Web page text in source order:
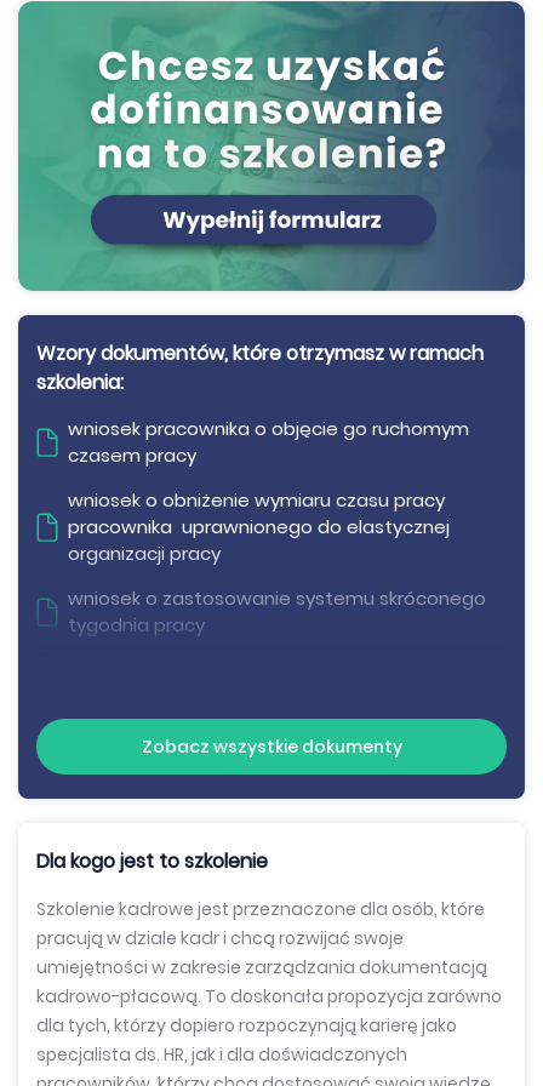
Wzory dokumentów, które otrzymasz w ramach
szkolenia:
wniosek pracownika o objęcie go ruchomym
czasem pracy
wniosek o obniżenie wymiaru czasu pracy
pracownika uprawnionego do elastycznej
organizacji pracy
wniosek o zastosowanie systemu skróconego
tygodnia pracy
wniosek o zmianę formy zatrudnienia
wniosek o zastosowanie systemu pracy
wniosek o rozwiązanie umowy o pracę
wniosek o obniżenie wymiaru czasu pracy
pracownika uprawnionego do elastycznej
organizacji pracy
wniosek o zastosowanie systemu skróconego
Zobacz wszystkie dokumenty
Dla kogo jest to szkolenie
Szkolenie kadrowe jest przeznaczone dla osób, które
pracują w dziale kadr i chcą rozwijać swoje
umiejętności w zakresie zarządzania dokumentacją
kadrowo-płacową. To doskonała propozycja zarówno
dla tych, którzy dopiero rozpoczynają karierę jako
specjalista ds. HR, jak i dla doświadczonych